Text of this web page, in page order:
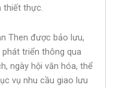
thiết thực.
Then được bảo lưu,
triển thông qua
ngày hội văn hóa, thể
vụ nhu cầu giao lưu